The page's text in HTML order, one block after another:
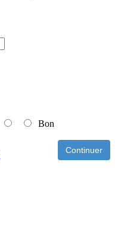
Bon
Continuer